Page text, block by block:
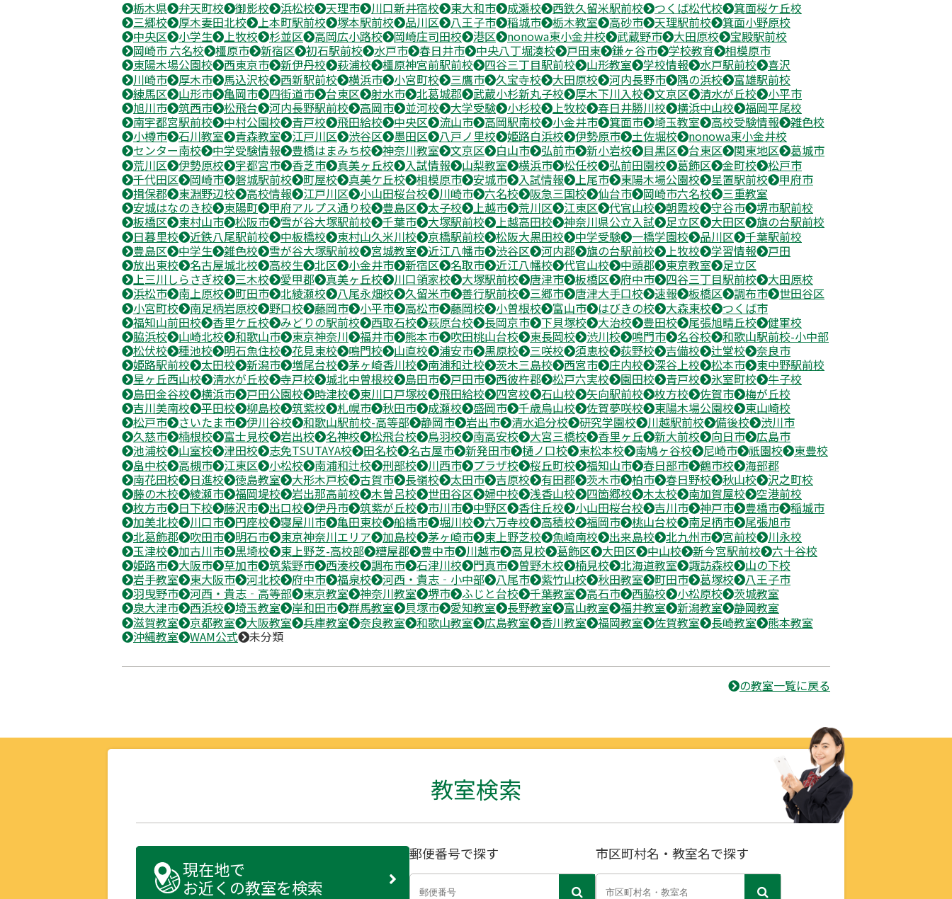
栃木県 弁天町校 御影校 浜松校 天理市 川口新井宿校 東大和市 成瀬校 西鉄久留米駅前校 つくば松代校
箕面桜ケ丘校
三郷校
厚木妻田北校 上本町駅前校 塚本駅前校 品川区 八王子市 稲城市 栃木教室 高砂市 天理駅前校
箕面小野原校
中央区
小学生 上牧校 杉並区 高岡広小路校 岡崎庄司田校 港区 nonowa東小金井校 武蔵野市 大田原校
宝殿駅前校
岡崎市 六名校
橿原市 新宿区 初石駅前校 水戸市 春日井市 中央八丁堀湊校 戸田東 鎌ヶ谷市 学校教育
相模原市
東陽木場公園校
西東京市 新伊丹校 萩浦校 橿原神宮前駅前校 四谷三丁目駅前校 山形教室 学校情報 水戸駅前校
喜沢
川崎市
厚木市 馬込沢校 西新駅前校 横浜市 小宮町校 三鷹市 久宝寺校 大田原校 河内長野市 隅の浜校
富雄駅前校
練馬区
山形市 亀岡市 四街道市 台東区 射水市 北葛城郡 武蔵小杉新丸子校 厚木下川入校 文京区 清水が丘校
小平市
旭川市
筑西市 松飛台 河内長野駅前校 高岡市 並河校 大学受験 小杉校 上牧校 春日井勝川校 横浜中山校
福岡平尾校
南宇都宮駅前校
中村公園校 青戸校 飛田給校 中央区 流山市 高岡駅南校 小金井市 箕面市 埼玉教室 高校受験情報
雑色校
小樽市
石川教室 青森教室 江戸川区 渋谷区 墨田区 八戸ノ里校 姫路白浜校 伊勢原市 土佐堀校
nonowa東小金井校
センター南校
中学受験情報 豊橋はまみち校 神奈川教室 文京区 白山市 弘前市 新小岩校 目黒区 台東区 関東地区
葛城市
荒川区
伊勢原校 宇都宮市 香芝市 真美ヶ丘校 入試情報 山梨教室 横浜市 松任校 弘前田園校 葛飾区 金町校
松戸市
千代田区
岡崎市 磐城駅前校 町屋校 真美ケ丘校 相模原市 安城市 入試情報 上尾市 東陽木場公園校 星置駅前校
甲府市
揖保郡
東淵野辺校 高校情報 江戸川区 小山田桜台校 川崎市 六名校 阪急三国校 仙台市 岡崎市六名校
三重教室
安城はなのき校
東陽町 甲府アルプス通り校 豊島区 太子校 上越市 荒川区 江東区 代官山校 朝霞校 守谷市
堺市駅前校
板橋区
東村山市 松阪市 雪が谷大塚駅前校 千葉市 大塚駅前校 上越高田校 神奈川県公立入試 足立区 大田区
旗の台駅前校
日暮里校
近鉄八尾駅前校 中板橋校 東村山久米川校 京橋駅前校 松阪大黒田校 中学受験 一橋学園校 品川区
千葉駅前校
豊島区
中学生 雑色校 雪が谷大塚駅前校 宮城教室 近江八幡市 渋谷区 河内郡 旗の台駅前校 上牧校 学習情報
戸田
放出東校
名古屋城北校 高校生 北区 小金井市 新宿区 名取市 近江八幡校 代官山校 中頭郡 東京教室
足立区
上三川しらさぎ校
三木校 愛甲郡 真美ヶ丘校 川口領家校 大塚駅前校 唐津市 板橋区 府中市 四谷三丁目駅前校
大田原校
浜松市
南上原校 町田市 北綾瀬校 八尾永畑校 久留米市 善行駅前校 三郷市 唐津大手口校 速報 板橋区 調布市
世田谷区
小宮町校
南足柄岩原校 野口校 藤岡市 小平市 高松市 藤岡校 小曽根校 富山市 はびきの校 大森東校
つくば市
福知山前田校
香里ケ丘校 みどりの駅前校 西取石校 萩原台校 長岡京市 下貝塚校 大治校 豊田校 尾張旭晴丘校
健軍校
脇浜校
山崎北校 和歌山市 東京神奈川 福井市 熊本市 吹田桃山台校 東長岡校 渋川校 鳴門市 名谷校
和歌山駅前校-小中部
松伏校
種池校 明石魚住校 花見東校 鳴門校 山直校 浦安市 黒原校 三咲校 須恵校 荻野校 吉備校 辻堂校
奈良市
姫路駅前校
太田校 新潟市 増尾台校 茅ヶ崎香川校 南浦和辻校 茨木三島校 西宮市 庄内校 深谷上校 松本市
東中野駅前校
星ヶ丘西山校
清水が丘校 寺戸校 城北中曽根校 島田市 戸田市 西彼杵郡 松戸六実校 園田校 青戸校 氷室町校
牛子校
島田金谷校
横浜市 戸田公園校 時津校 東川口戸塚校 飛田給校 四宮校 石山校 矢向駅前校 枚方校 佐賀市
梅が丘校
吉川美南校
平田校 柳島校 筑紫校 札幌市 秋田市 成瀬校 盛岡市 千歳烏山校 佐賀夢咲校 東陽木場公園校
東山崎校
松戸市
さいたま市 伊川谷校 和歌山駅前校-高等部 静岡市 岩出市 清水追分校 研究学園校 川越駅前校 備後校
渋川市
久慈市
楠根校 富士見校 岩出校 名神校 松飛台校 鳥羽校 南高安校 大宮三橋校 香里ヶ丘 新大前校 向日市
広島市
池浦校
山室校 津田校 志免TSUTAYA校 田名校 名古屋市 新発田市 樋ノ口校 東松本校 南鳩ヶ谷校 尼崎市 祇園校
東豊校
畠中校
高槻市 江東区 小松校 南浦和辻校 刑部校 川西市 プラザ校 桜丘町校 福知山市 春日部市 鶴市校
海部郡
南花田校
日進校 徳島教室 大形木戸校 古賀市 長嶺校 太田市 吉原校 有田郡 茨木市 柏市 春日野校 秋山校
沢之町校
藤の木校
綾瀬市 福岡堤校 岩出那高前校 木曽呂校 世田谷区 婦中校 浅香山校 四箇郷校 木太校 南加賀屋校
空港前校
枚方市
日下校 藤沢市 出口校 伊丹市 筑紫が丘校 市川市 中野区 香住丘校 小山田桜台校 吉川市 神戸市 豊橋市
稲城市
加美北校
川口市 円座校 寝屋川市 亀田東校 船橋市 堀川校 六万寺校 高積校 福岡市 桃山台校 南足柄市
尾張旭市
北葛飾郡
吹田市 明石市 東京神奈川エリア 加島校 茅ヶ崎市 東上野芝校 魚崎南校 出来島校 北九州市 宮前校
川永校
玉津校
加古川市 黒埼校 東上野芝-高校部 糟屋郡 豊中市 川越市 高見校 葛飾区 大田区 中山校 新今宮駅前校
六十谷校
姫路市
大阪市 草加市 筑紫野市 西湊校 調布市 石津川校 門真市 曽野木校 楠見校 北海道教室 諏訪森校
山の下校
岩手教室
東大阪市 河北校 府中市 福泉校 河西・貴志‐小中部 八尾市 紫竹山校 秋田教室 町田市 葛塚校
八王子市
羽曳野市
河西・貴志‐高等部 東京教室 神奈川教室 堺市 ふじと台校 千葉教室 高石市 西脇校 小松原校
茨城教室
泉大津市
西浜校 埼玉教室 岸和田市 群馬教室 貝塚市 愛知教室 長野教室 富山教室 福井教室 新潟教室
静岡教室
滋賀教室
京都教室 大阪教室 兵庫教室 奈良教室 和歌山教室 広島教室 香川教室 福岡教室 佐賀教室 長崎教室
熊本教室
沖縄教室
WAM公式 未分類
の教室一覧に戻る
教室検索
現在地で
お近くの教室を検索
郵便番号で探す 市区町村名・教室名で探す